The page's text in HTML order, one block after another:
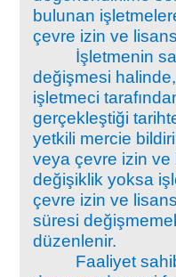
bulunan
çevre izin ve
İşletmenin
değişmesi
işletmeci
gerçekleştiği
yetkili mercie
veya çevre izin ve
değişiklik yoksa
çevre izin ve
süresi
düzenlenir.
Faaliyet